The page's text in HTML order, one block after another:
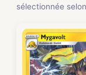
sélectionnée